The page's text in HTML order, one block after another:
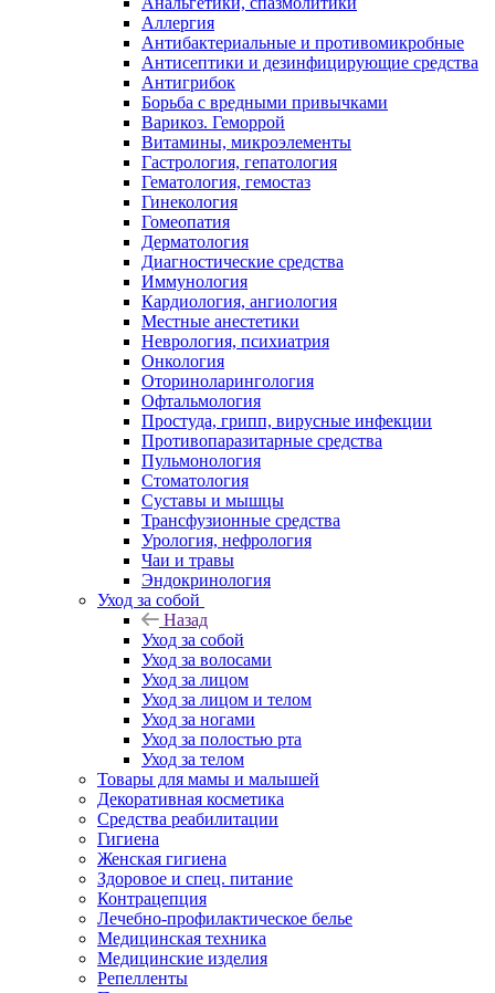
Аллергия
Антибактериальные и противомикробные
Антисептики и дезинфицирующие средства
Антигрибок
Борьба с вредными привычками
Варикоз. Геморрой
Витамины, микроэлементы
Гастрология, гепатология
Гематология, гемостаз
Гинекология
Гомеопатия
Дерматология
Диагностические средства
Иммунология
Кардиология, ангиология
Местные анестетики
Неврология, психиатрия
Онкология
Оториноларингология
Офтальмология
Простуда, грипп, вирусные инфекции
Противопаразитарные средства
Пульмонология
Стоматология
Суставы и мышцы
Трансфузионные средства
Урология, нефрология
Чаи и травы
Эндокринология
Уход за собой
Назад
Уход за собой
Уход за волосами
Уход за лицом
Уход за лицом и телом
Уход за ногами
Уход за полостью рта
Уход за телом
Товары для мамы и малышей
Декоративная косметика
Средства реабилитации
Гигиена
Женская гигиена
Здоровое и спец. питание
Контрацепция
Лечебно-профилактическое белье
Медицинская техника
Медицинские изделия
Репелленты